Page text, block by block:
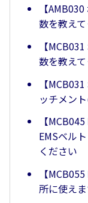
【
数を教え
【
数を教え
【
ッチメン
【
EMSベル
ください
【
所に使え